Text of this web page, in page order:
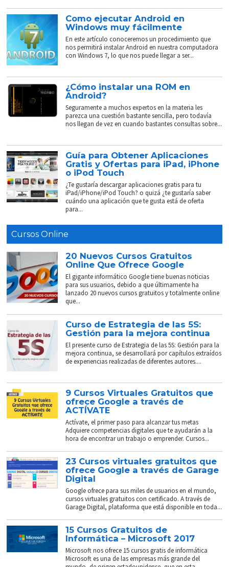
Como ejecutar Android en
Windows muy fácilmente
En este artículo conoceremos un procedimiento que
nos permitirá instalar Android en nuestra computadora
con Windows 7, lo que nos puede llegar a ser...
¿Cómo instalar una ROM en
Android?
Seguramente a muchos expertos en la materia les
parezca una cuestión bastante sencilla, pero todavía
nos llegan de vez en cuando bastantes consultas sobre...
Guía para Obtener Aplicaciones
Gratis y Ofertas para iPad, iPhone
o iPod Touch
¿Te gustaría descargar aplicaciones gratis para tu
iPad/iPhone/iPod Touch? o quizá ¿te gustaría saber
cuándo una aplicación que te gusta está de oferta
para...
Cursos Online
20 Nuevos Cursos Gratuitos
Online Que Ofrece Google
El gigante informático Google tiene buenas noticias
para sus usuarios, debido a que últimamente ha
lanzado 20 nuevos cursos gratuitos y totalmente online
que...
Curso de Estrategia de las 5S:
Gestión para la mejora continua
El presente curso de Estrategia de las 5S: Gestión para la
mejora continua, se desarrollará por capítulos extraídos
de experiencias realizadas de diferentes autores....
9 Cursos Virtuales Gratuitos que
ofrece Google a través de
ACTÍVATE
Actívate, el primer paso para alcanzar tus metas
Adquiere competencias digitales que te ayudarán a la
hora de encontrar un trabajo o emprender. Cursos...
23 Cursos virtuales gratuitos que
ofrece Google a través de Garage
Digital
Google ofrece para sus miles de usuarios en el mundo,
cursos virtuales gratuitos con certificado. A través de
Garage Digital, plataforma que está disponible en toda...
15 Cursos Gratuitos de
Informática – Microsoft 2017
Microsoft nos ofrece 15 cursos gratis de informática
Microsoft es una de las empresas más grande del